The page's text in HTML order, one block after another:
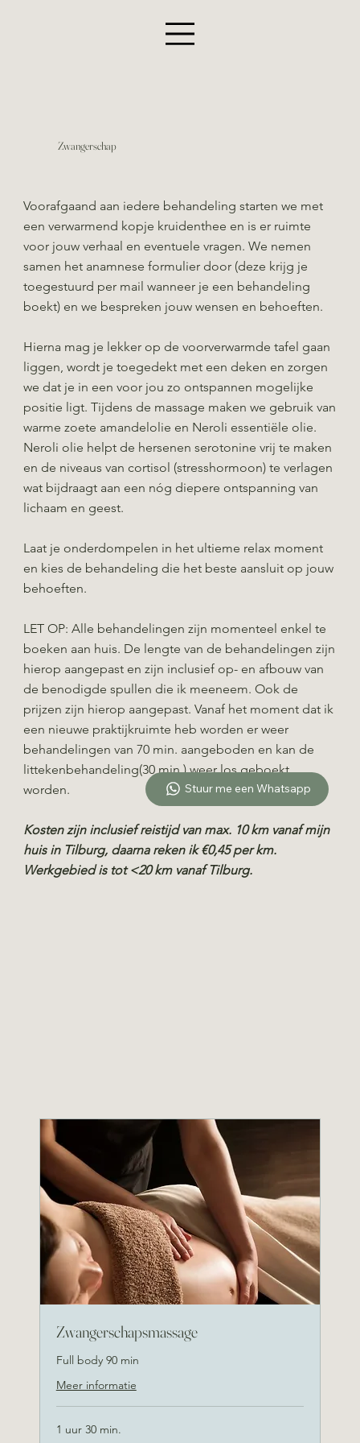
Zwangerschap
Voorafgaand aan iedere behandeling starten we met
een verwarmend kopje kruidenthee en is er ruimte
voor jouw verhaal en eventuele vragen. We nemen
samen het anamnese formulier door (deze krijg je
toegestuurd per mail wanneer je een behandeling
boekt) en we bespreken jouw wensen en behoeften.
Hierna mag je lekker op de voorverwarmde tafel gaan
liggen, wordt je toegedekt met een deken en zorgen
we dat je in een voor jou zo ontspannen mogelijke
positie ligt. Tijdens de massage maken we gebruik van
warme zoete amandelolie en Neroli essentiële olie.
Neroli olie helpt de hersenen serotonine vrij te maken
en de niveaus van cortisol (stresshormoon) te verlagen
wat bijdraagt aan een nóg diepere ontspanning van
lichaam en geest.
Laat je onderdompelen in het ultieme relax moment
en kies de behandeling die het beste aansluit op jouw
behoeften.
LET OP: Alle behandelingen zijn momenteel enkel te
boeken aan huis. De lengte van de behandelingen zijn
hierop aangepast en zijn inclusief op- en afbouw van
de benodigde spullen die ik meeneem. Ook de
prijzen zijn hierop aangepast. Vanaf het moment dat ik
een nieuwe praktijkruimte heb worden er weer
behandelingen van 70 min. aangeboden en kan de
littekenbehandeling(30 min.) weer los geboekt
worden.
Kosten zijn inclusief reistijd van max. 10 km vanaf mijn
huis in Tilburg, daarna reken ik €0,45 per km.
Werkgebied is tot <20 km vanaf Tilburg.
Zwangerschapsmassage
Full body 90 min
Meer informatie
1 uur 30 min.
Stuur me een Whatsapp